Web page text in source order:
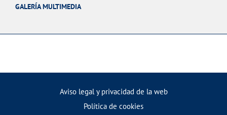
GALERÍA MULTIMEDIA
Aviso legal y privacidad de la web
Política de cookies